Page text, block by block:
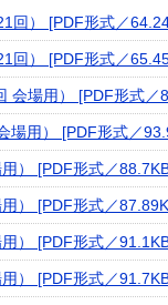
） [PDF形式／
） [PDF形式／
場用） [PDF形式／
用） [PDF形式／
） [PDF形式／
） [PDF形式／
） [PDF形式／
） [PDF形式／